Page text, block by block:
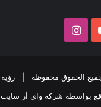
‫YouTubeانستقرام
رؤية
بواسطة شركة واي أر سايت